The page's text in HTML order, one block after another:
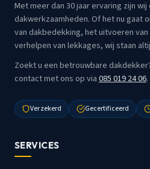
Met meer dan 30 jaar ervaring zijn
dakwerkzaamheden. Of het nu gaat
van dakbedekking, het uitvoeren
verhelpen van lekkages, wij staan
Zoekt u een betrouwbare
contact met ons op via085 019 24 06.
Verzekerd Gecertificeerd
SERVICES